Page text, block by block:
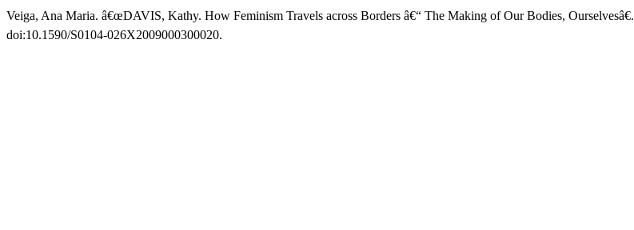
Veiga, Ana Maria. â€œDAVIS, Kathy. How Feminism Travels across Borders â€“ The Making of Our Bodies, Ourselvesâ€.
doi:10.1590/S0104-026X2009000300020.